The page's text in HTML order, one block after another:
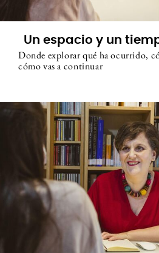
Un espacio y un
Donde explorar qué ha ocurrido,
cómo vas a continuar